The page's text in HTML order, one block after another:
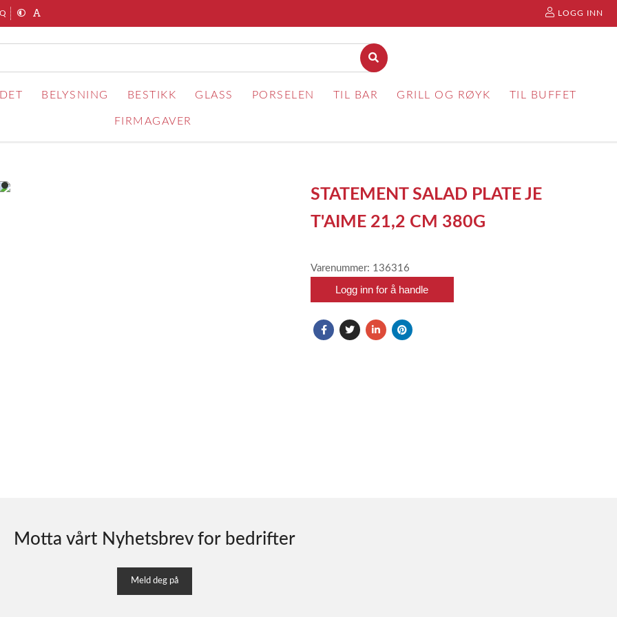
LOGG INN
BELYSNING BESTIKK GLASS PORSELEN TIL BAR GRILL OG RØYK TIL BUFFET
FIRMAGAVER
item
STATEMENT SALAD PLATE JE
T'AIME 21,2 CM 380G
Varenummer: 136316
Logg inn for å handle
Motta vårt Nyhetsbrev for bedrifter
Meld deg på